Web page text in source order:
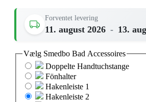
Forventet levering
11. august 2026 - 13.
Vælg Smedbo Bad Accessoires
Doppelte Handtuchstange
Fönhalter
Hakenleiste 1
Hakenleiste 2